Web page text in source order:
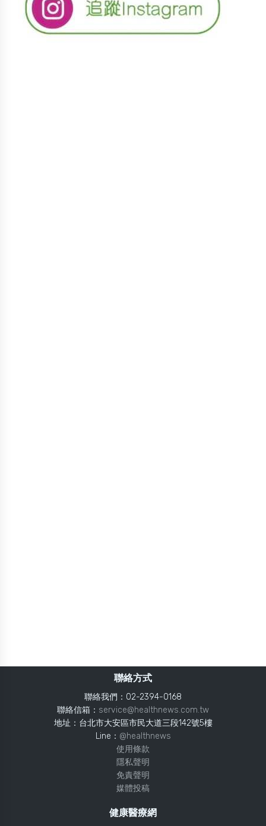
聯絡方式
聯絡我們：02-2394-0168
聯絡信箱： service@healthnews.com.tw
地址：台北市大安區市民大道三段142號5樓
Line： @healthnews
使用條款
隱私聲明
免責聲明
媒體投稿
健康醫療網